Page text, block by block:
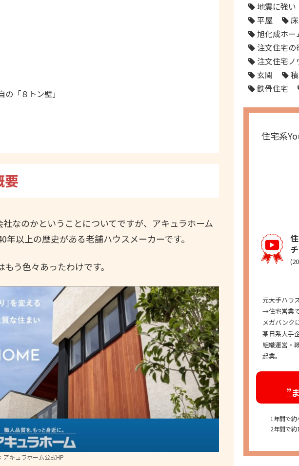
「８トン壁」
要
なのかということについてですが、アキュラホーム
以上の歴史がある老舗ハウスメーカーです。
う色々あったわけです。
アキュラホーム公式HP
地震に強い
平屋
旭化成ホー
注文住宅
注文住宅ノ
玄関
鉄骨住宅
住宅系
元大手ハウ
→住宅営業
メガバンク
某日系大手
組織運営・
起業。
”
1年間で
2年間で